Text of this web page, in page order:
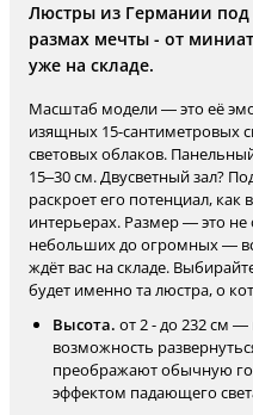
Люстры из Германии
размах мечты - от
уже на складе.
Масштаб модели — это её
изящных 15-сантиметровых
световых облаков.
15–30 см. Двусветный зал?
раскроет его потенциал,
интерьерах. Размер — это
небольших до огромных —
ждёт вас на складе.
будет именно та люстра, о
Высота. от 2 - до 232 см
возможность
преображают обычную
эффектом падающего